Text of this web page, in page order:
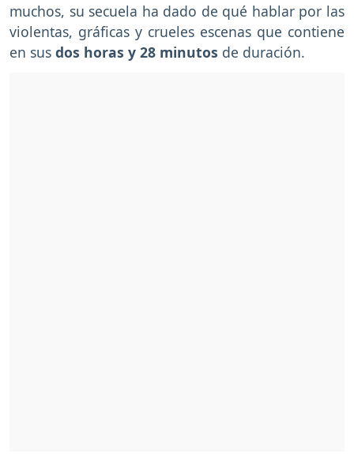
muchos, su secuela ha dado de qué hablar por las
violentas, gráficas y crueles escenas que contiene
en sus dos horas y 28 minutos de duración.